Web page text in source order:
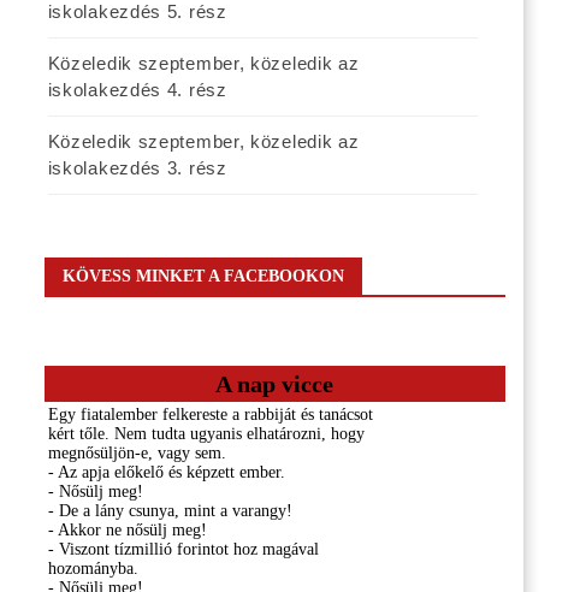
iskolakezdés 5. rész
Közeledik szeptember, közeledik az
iskolakezdés 4. rész
Közeledik szeptember, közeledik az
iskolakezdés 3. rész
KÖVESS MINKET A FACEBOOKON
A nap vicce